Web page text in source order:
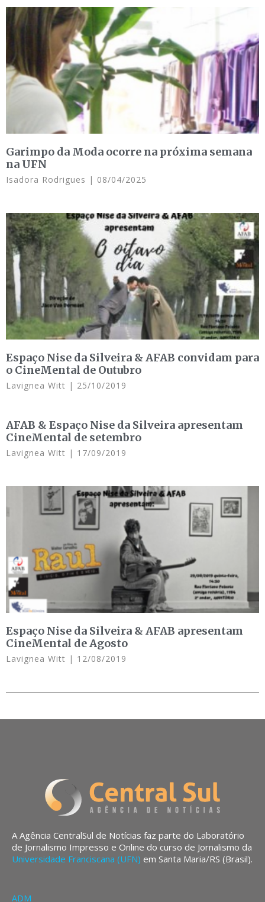
Garimpo da Moda ocorre na próxima semana
na UFN
Isadora Rodrigues 08/04/2025
Espaço Nise da Silveira & AFAB convidam para
o CineMental de Outubro
Lavignea Witt 25/10/2019
AFAB & Espaço Nise da Silveira apresentam
CineMental de setembro
Lavignea Witt 17/09/2019
Espaço Nise da Silveira & AFAB apresentam
CineMental de Agosto
Lavignea Witt 12/08/2019
A Agência CentralSul de Notícias faz parte do Laboratório
de Jornalismo Impresso e Online do curso de Jornalismo da
Universidade Franciscana (UFN) em Santa Maria/RS (Brasil).
ADM